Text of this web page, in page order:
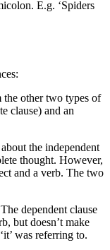
E.g. ‘Spiders
the other two types of
clause) and an
the independent
thought. However,
and a verb. The two
dependent clause
but doesn’t make
was referring to.